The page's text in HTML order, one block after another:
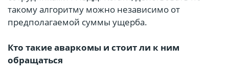
такому алгоритму можно независимо от
предполагаемой суммы ущерба.
Кто такие аваркомы и стоит ли к ним
обращаться